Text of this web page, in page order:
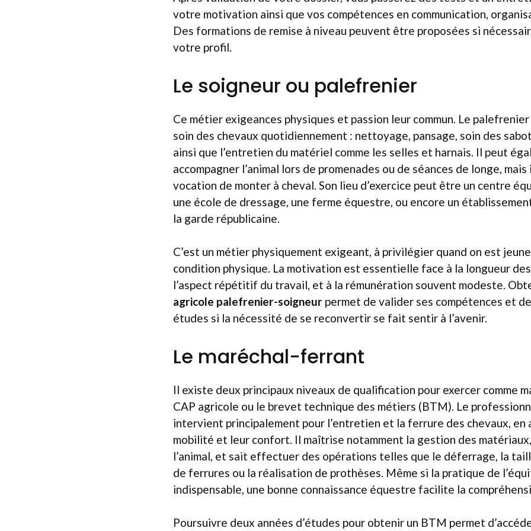
votre motivation ainsi que vos compétences en communication,
Des formations de remise à niveau peuvent être proposées si
votre profil.
Le soigneur ou palefrenier
Ce métier exigeances physiques et passion leur commun. Le
soin des chevaux quotidiennement : nettoyage, pansage, soin des
ainsi que l’entretien du matériel comme les selles et harnais. Il peut
accompagner l’animal lors de promenades ou de séances de longe, mais
vocation de monter à cheval. Son lieu d’exercice peut être un centre
une école de dressage, une ferme équestre, ou encore un
la garde républicaine.
C’est un métier physiquement exigeant, à privilégier quand on est
condition physique. La motivation est essentielle face à la longueur
l’aspect répétitif du travail, et à la rémunération souvent modeste.
agricole palefrenier-soigneur permet de valider ses compétences et
études si la nécessité de se reconvertir se fait sentir à l’avenir.
Le maréchal-ferrant
Il existe deux principaux niveaux de qualification pour exercer comme
CAP agricole ou le brevet technique des métiers (BTM). Le
intervient principalement pour l’entretien et la ferrure des chevaux, en
mobilité et leur confort. Il maîtrise notamment la gestion des
l’animal, et sait effectuer des opérations telles que le déferrage, la
de ferrures ou la réalisation de prothèses. Même si la pratique de
indispensable, une bonne connaissance équestre facilite la
Poursuivre deux années d’études pour obtenir un BTM permet